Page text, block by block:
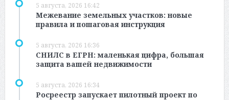
5 августа, 2026 16:42
Межевание земельных участков: новые
правила и пошаговая инструкция
5 августа, 2026 16:36
СНИЛС в ЕГРН: маленькая цифра, большая
защита вашей недвижимости
5 августа, 2026 16:34
Росреестр запускает пилотный проект по